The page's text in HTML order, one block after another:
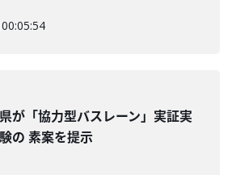
00:05:54
県が「協力型バスレーン」実証実
験の 素案を提示